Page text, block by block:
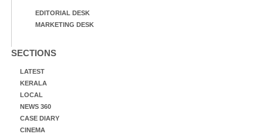
EDITORIAL DESK
MARKETING DESK
SECTIONS
LATEST
KERALA
LOCAL
NEWS 360
CASE DIARY
CINEMA